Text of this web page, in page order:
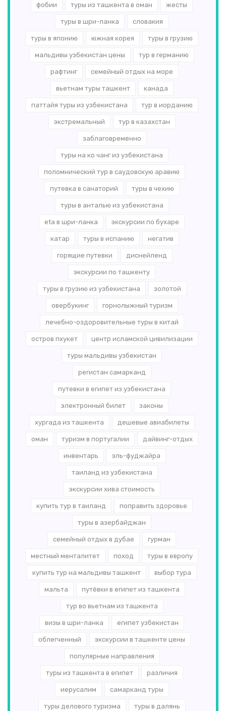
фобии туры из ташкента в оман жесты
туры в шри-ланка словакия
туры в японию южная корея туры в грузию
мальдивы узбекистан цены тур в германию
рафтинг семейный отдых на море
вьетнам туры ташкент канада
паттайя туры из узбекистана тур в иорданию
экстремальный тур в казахстан
заблаговременно
туры на ко чанг из узбекистана
поломнический тур в саудовскую аравию
путевка в санаторий туры в чехию
туры в анталью из узбекистана
eta в шри-ланка экскурсии по бухаре
катар туры в испанию негатив
горящие путевки диснейленд
экскурсии по ташкенту
туры в грузию из узбекистана золотой
овербукинг горнолыжный туризм
лечебно-оздоровительные туры в китай
остров пхукет центр исламской цивилизации
туры мальдивы узбекистан
регистан самарканд
путевки в египет из узбекистана
электронный билет законы
хургада из ташкента дешевые авиабилеты
оман туризм в португалии дайвинг-отдых
инвентарь эль-­фуджайра
таиланд из узбекистана
экскурсии хива стоимость
купить тур в таиланд поправить здоровье
туры в азербайджан
семейный отдых в дубае гурман
местный менталитет поход туры в европу
купить тур на мальдивы ташкент выбор тура
мальта путёвки в египет из ташкента
тур во вьетнам из ташкента
визы в шри-ланка египет узбекистан
облегченный экскурсии в ташкенте цены
популярные направления
туры из ташкента в египет различия
иерусалим самарканд туры
туры делового туризма туры в далянь